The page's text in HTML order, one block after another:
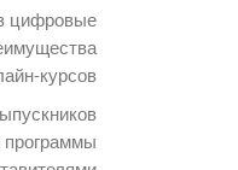
цифровые
курсов
программы